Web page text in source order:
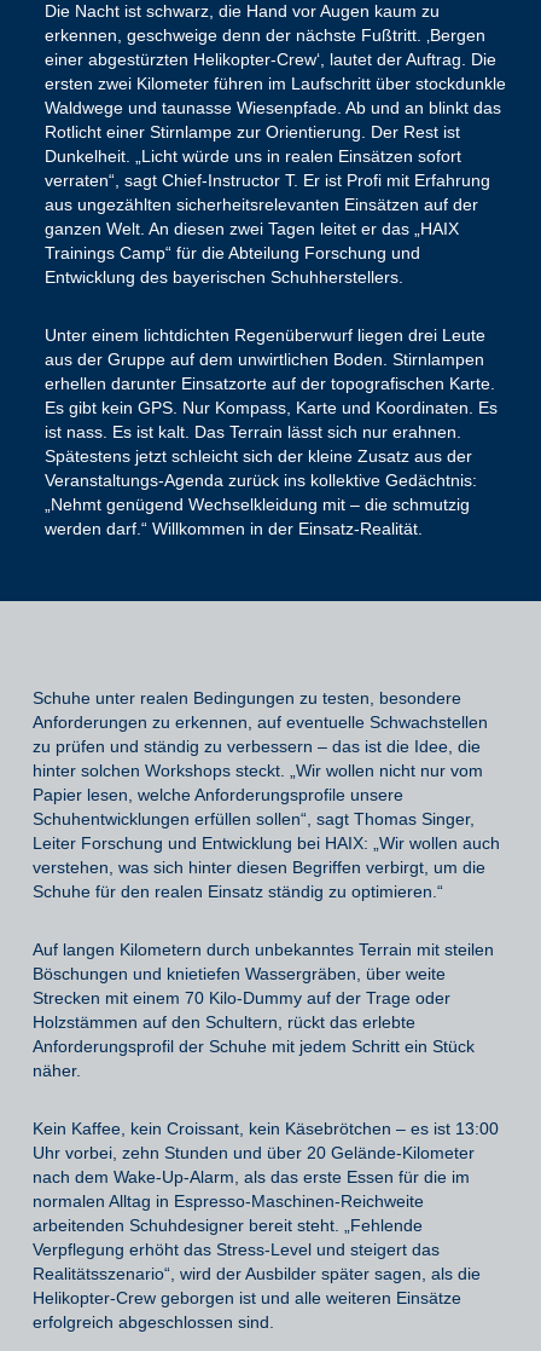
Die Nacht ist schwarz, die Hand vor Augen kaum zu
erkennen, geschweige denn der nächste Fußtritt. ‚Bergen
einer abgestürzten Helikopter-Crew‘, lautet der Auftrag. Die
ersten zwei Kilometer führen im Laufschritt über stockdunkle
Waldwege und taunasse Wiesenpfade. Ab und an blinkt das
Rotlicht einer Stirnlampe zur Orientierung. Der Rest ist
Dunkelheit. „Licht würde uns in realen Einsätzen sofort
verraten“, sagt Chief-Instructor T. Er ist Profi mit Erfahrung
aus ungezählten sicherheitsrelevanten Einsätzen auf der
ganzen Welt. An diesen zwei Tagen leitet er das „HAIX
Trainings Camp“ für die Abteilung Forschung und
Entwicklung des bayerischen Schuhherstellers.
Unter einem lichtdichten Regenüberwurf liegen drei Leute
aus der Gruppe auf dem unwirtlichen Boden. Stirnlampen
erhellen darunter Einsatzorte auf der topografischen Karte.
Es gibt kein GPS. Nur Kompass, Karte und Koordinaten. Es
ist nass. Es ist kalt. Das Terrain lässt sich nur erahnen.
Spätestens jetzt schleicht sich der kleine Zusatz aus der
Veranstaltungs-Agenda zurück ins kollektive Gedächtnis:
„Nehmt genügend Wechselkleidung mit – die schmutzig
werden darf.“ Willkommen in der Einsatz-Realität.
Schuhe unter realen Bedingungen zu testen, besondere
Anforderungen zu erkennen, auf eventuelle Schwachstellen
zu prüfen und ständig zu verbessern – das ist die Idee, die
hinter solchen Workshops steckt. „Wir wollen nicht nur vom
Papier lesen, welche Anforderungsprofile unsere
Schuhentwicklungen erfüllen sollen“, sagt Thomas Singer,
Leiter Forschung und Entwicklung bei HAIX: „Wir wollen auch
verstehen, was sich hinter diesen Begriffen verbirgt, um die
Schuhe für den realen Einsatz ständig zu optimieren.“
Auf langen Kilometern durch unbekanntes Terrain mit steilen
Böschungen und knietiefen Wassergräben, über weite
Strecken mit einem 70 Kilo-Dummy auf der Trage oder
Holzstämmen auf den Schultern, rückt das erlebte
Anforderungsprofil der Schuhe mit jedem Schritt ein Stück
näher.
Kein Kaffee, kein Croissant, kein Käsebrötchen – es ist 13:00
Uhr vorbei, zehn Stunden und über 20 Gelände-Kilometer
nach dem Wake-Up-Alarm, als das erste Essen für die im
normalen Alltag in Espresso-Maschinen-Reichweite
arbeitenden Schuhdesigner bereit steht. „Fehlende
Verpflegung erhöht das Stress-Level und steigert das
Realitätsszenario“, wird der Ausbilder später sagen, als die
Helikopter-Crew geborgen ist und alle weiteren Einsätze
erfolgreich abgeschlossen sind.